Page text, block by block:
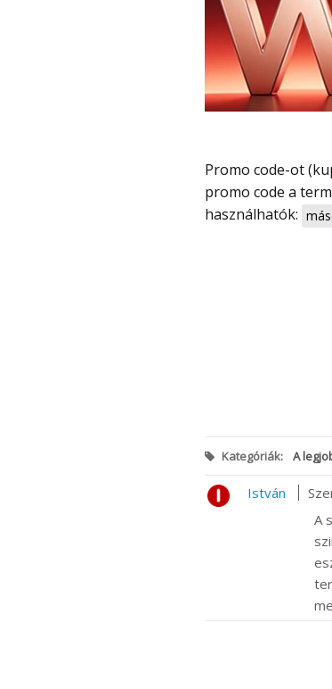
Promo code-ot (kupon) megadva rendkívül olcsó, már 99 000 Ft-tól megvehető – a
promo code a
használhatók:
Kategóriák: A
István
A